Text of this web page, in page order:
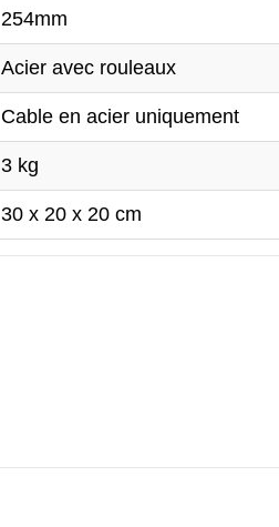
254mm
Acier avec rouleaux
Cable en acier uniquement
3 kg
30 x 20 x 20 cm